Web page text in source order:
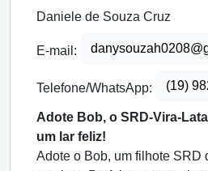
Daniele de Souza Cruz
E-mail:
Telefone/WhatsApp: (19)
Adote Bob, o SRD-Vira-
um lar feliz!
Adote o Bob, um filhote SRD